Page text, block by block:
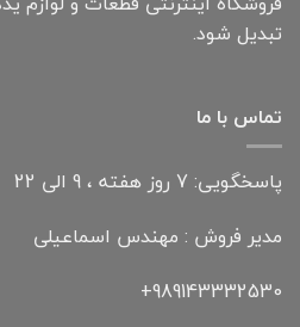
تبدیل شود.
تماس با ما
پاسخگویی: 7 روز هفته ، 9 الی 22
مدیر فروش : مهندس اسماعیلی
989143332530+